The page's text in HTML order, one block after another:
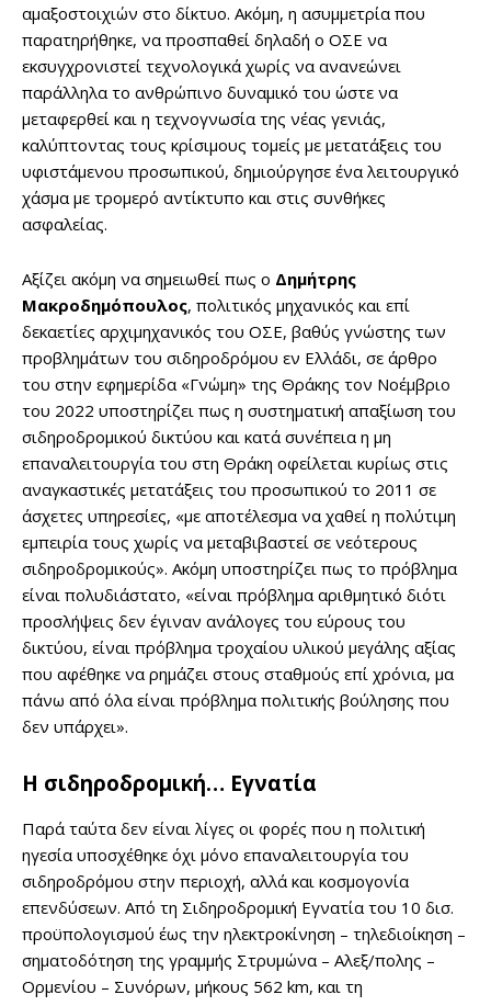
αμαξοστοιχιών στο δίκτυο. Ακόμη, η ασυμμετρία που
παρατηρήθηκε, να προσπαθεί δηλαδή ο ΟΣΕ να
εκσυγχρονιστεί τεχνολογικά χωρίς να ανανεώνει
παράλληλα το ανθρώπινο δυναμικό του ώστε να
μεταφερθεί και η τεχνογνωσία της νέας γενιάς,
καλύπτοντας τους κρίσιμους τομείς με μετατάξεις του
υφιστάμενου προσωπικού, δημιούργησε ένα λειτουργικό
χάσμα με τρομερό αντίκτυπο και στις συνθήκες
ασφαλείας.
Αξίζει ακόμη να σημειωθεί πως ο Δημήτρης
Μακροδημόπουλος, πολιτικός μηχανικός και επί
δεκαετίες αρχιμηχανικός του ΟΣΕ, βαθύς γνώστης των
προβλημάτων του σιδηροδρόμου εν Ελλάδι, σε άρθρο
του στην εφημερίδα «Γνώμη» της Θράκης τον Νοέμβριο
του 2022 υποστηρίζει πως η συστηματική απαξίωση του
σιδηροδρομικού δικτύου και κατά συνέπεια η μη
επαναλειτουργία του στη Θράκη οφείλεται κυρίως στις
αναγκαστικές μετατάξεις του προσωπικού το 2011 σε
άσχετες υπηρεσίες, «με αποτέλεσμα να χαθεί η πολύτιμη
εμπειρία τους χωρίς να μεταβιβαστεί σε νεότερους
σιδηροδρομικούς». Ακόμη υποστηρίζει πως το πρόβλημα
είναι πολυδιάστατο, «είναι πρόβλημα αριθμητικό διότι
προσλήψεις δεν έγιναν ανάλογες του εύρους του
δικτύου, είναι πρόβλημα τροχαίου υλικού μεγάλης αξίας
που αφέθηκε να ρημάζει στους σταθμούς επί χρόνια, μα
πάνω από όλα είναι πρόβλημα πολιτικής βούλησης που
δεν υπάρχει».
Η σιδηροδρομική… Εγνατία
Παρά ταύτα δεν είναι λίγες οι φορές που η πολιτική
ηγεσία υποσχέθηκε όχι μόνο επαναλειτουργία του
σιδηροδρόμου στην περιοχή, αλλά και κοσμογονία
επενδύσεων. Από τη Σιδηροδρομική Εγνατία του 10 δισ.
προϋπολογισμού έως την ηλεκτροκίνηση – τηλεδιοίκηση –
σηματοδότηση της γραμμής Στρυμώνα – Αλεξ/πολης –
Ορμενίου – Συνόρων, μήκους 562 km, και τη